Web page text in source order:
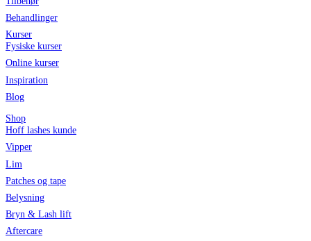
Behandlinger
Kurser
Fysiske kurser
Online kurser
Inspiration
Blog
Shop
Hoff lashes kunde
Vipper
Lim
Patches og tape
Belysning
Bryn & Lash lift
Aftercare